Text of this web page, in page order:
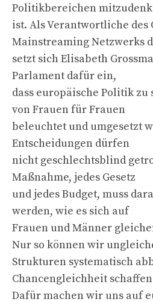
Politikbereichen
ist. Als Verantwortliche des
Mainstreaming Netzwerks
setzt sich Elisabeth
Parlament dafür ein,
dass europäische Politik
von Frauen für Frauen
beleuchtet und umgesetzt
Entscheidungen dürfen
nicht geschlechtsblind
Maßnahme, jedes Gesetz
und jedes Budget, muss
werden, wie es sich auf
Frauen und Männer
Nur so können wir
Strukturen systematisch
Chancengleichheit
Dafür machen wir uns auf